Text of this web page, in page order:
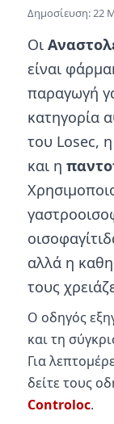
Δημοσίευση:22
Οι
είναι
παραγωγή
κατηγορία
του Losec, η
και η
αλλά η
τους
Ο οδηγός
και τη
Για
δείτε τους
Controloc.